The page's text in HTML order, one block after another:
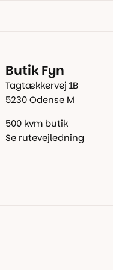
Butik Fyn
Tagtækkervej 1B
5230 Odense M
500 kvm butik
Se rutevejledning